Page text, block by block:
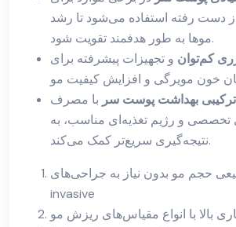
دست رفته استفاده می‌شود تا رشد
موها به طور هدفمند تقویت شود.
کم‌توان و تجهیزات پیشرفته برای
بهداشت پوست سر با مصرف
و رژیم تغذیه‌ای مناسب، به
نتیجه‌گیری سریع‌تر کمک می‌کند.
حجم مو بدون نیاز به جراحی‌های
invasive
بالا با انواع مقیاس‌های ریزش مو